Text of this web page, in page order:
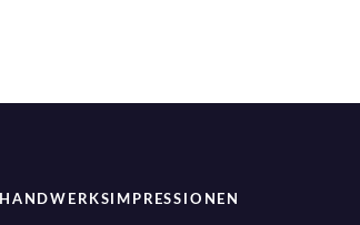
HANDWERKSIMPRESSIONEN